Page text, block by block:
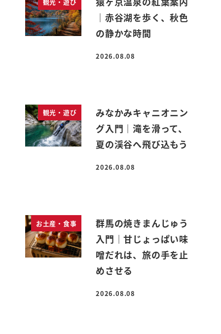
｜赤谷湖を歩く、秋色
の静かな時間
投稿日
2026.08.08
観光・遊び
みなかみキャニオニン
グ入門｜滝を滑って、
夏の渓谷へ飛び込もう
投稿日
2026.08.08
お土産・食事
群馬の焼きまんじゅう
入門｜甘じょっぱい味
噌だれは、旅の手を止
めさせる
投稿日
2026.08.08